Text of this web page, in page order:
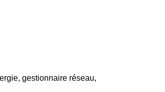
gestionnaire réseau,